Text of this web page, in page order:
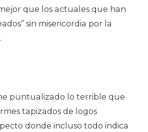
que los actuales que han
sin misericordia por la
puntualizado lo terrible que
tapizados de logos
donde incluso todo indica